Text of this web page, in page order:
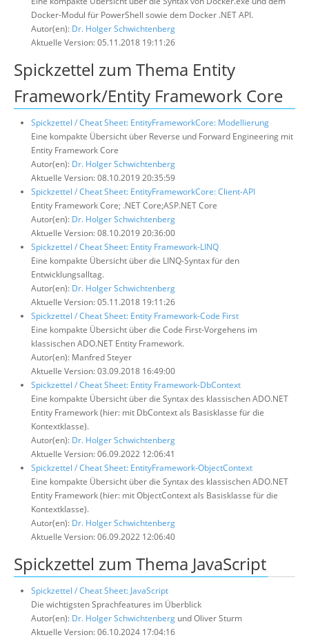
Docker-Modul für PowerShell sowie dem Docker .NET API.
Autor(en): Dr. Holger Schwichtenberg
Aktuelle Version: 05.11.2018 19:11:26
Spickzettel zum Thema Entity
Framework/Entity Framework Core
Spickzettel / Cheat Sheet: EntityFrameworkCore: Modellierung
Eine kompakte Übersicht über Reverse und Forward Engineering mit
Entity Framework Core
Autor(en): Dr. Holger Schwichtenberg
Aktuelle Version: 08.10.2019 20:35:59
Spickzettel / Cheat Sheet: EntityFrameworkCore: Client-API
Entity Framework Core; .NET Core;ASP.NET Core
Autor(en): Dr. Holger Schwichtenberg
Aktuelle Version: 08.10.2019 20:36:00
Spickzettel / Cheat Sheet: Entity Framework-LINQ
Eine kompakte Übersicht über die LINQ-Syntax für den
Entwicklungsalltag.
Autor(en): Dr. Holger Schwichtenberg
Aktuelle Version: 05.11.2018 19:11:26
Spickzettel / Cheat Sheet: Entity Framework-Code First
Eine kompakte Übersicht über die Code First-Vorgehens im
klassischen ADO.NET Entity Framework.
Autor(en): Manfred Steyer
Aktuelle Version: 03.09.2018 16:49:00
Spickzettel / Cheat Sheet: Entity Framework-DbContext
Eine kompakte Übersicht über die Syntax des klassischen ADO.NET
Entity Framework (hier: mit DbContext als Basisklasse für die
Kontextklasse).
Autor(en): Dr. Holger Schwichtenberg
Aktuelle Version: 06.09.2022 12:06:41
Spickzettel / Cheat Sheet: EntityFramework-ObjectContext
Eine kompakte Übersicht über die Syntax des klassischen ADO.NET
Entity Framework (hier: mit ObjectContext als Basisklasse für die
Kontextklasse).
Autor(en): Dr. Holger Schwichtenberg
Aktuelle Version: 06.09.2022 12:06:40
Spickzettel zum Thema JavaScript
Spickzettel / Cheat Sheet: JavaScript
Die wichtigsten Sprachfeatures im Überblick
Autor(en): Dr. Holger Schwichtenberg und Oliver Sturm
Aktuelle Version: 06.10.2024 17:04:16